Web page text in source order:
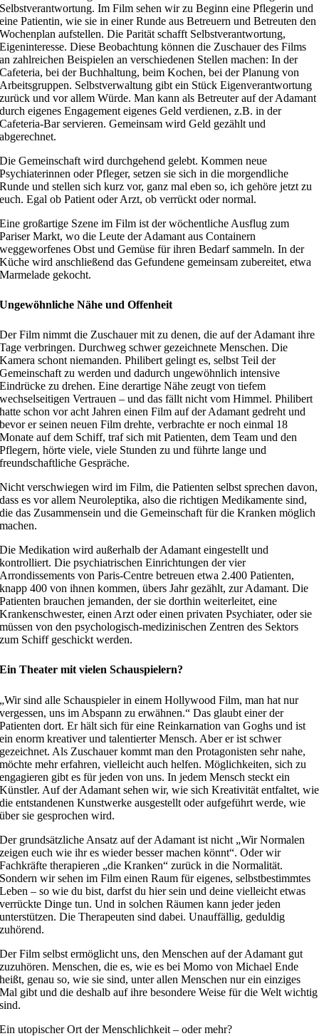
Selbstverantwortung. Im Film sehen wir zu Beginn eine Pflegerin und
eine Patientin, wie sie in einer Runde aus Betreuern und Betreuten den
Wochenplan aufstellen. Die Parität schafft Selbstverantwortung,
Eigeninteresse. Diese Beobachtung können die Zuschauer des Films
an zahlreichen Beispielen an verschiedenen Stellen machen: In der
Cafeteria, bei der Buchhaltung, beim Kochen, bei der Planung von
Arbeitsgruppen. Selbstverwaltung gibt ein Stück Eigenverantwortung
zurück und vor allem Würde. Man kann als Betreuter auf der Adamant
durch eigenes Engagement eigenes Geld verdienen, z.B. in der
Cafeteria-Bar servieren. Gemeinsam wird Geld gezählt und
abgerechnet.
Die Gemeinschaft wird durchgehend gelebt. Kommen neue
Psychiaterinnen oder Pfleger, setzen sie sich in die morgendliche
Runde und stellen sich kurz vor, ganz mal eben so, ich gehöre jetzt zu
euch. Egal ob Patient oder Arzt, ob verrückt oder normal.
Eine großartige Szene im Film ist der wöchentliche Ausflug zum
Pariser Markt, wo die Leute der Adamant aus Containern
weggeworfenes Obst und Gemüse für ihren Bedarf sammeln. In der
Küche wird anschließend das Gefundene gemeinsam zubereitet, etwa
Marmelade gekocht.
Ungewöhnliche Nähe und Offenheit
Der Film nimmt die Zuschauer mit zu denen, die auf der Adamant ihre
Tage verbringen. Durchweg schwer gezeichnete Menschen. Die
Kamera schont niemanden. Philibert gelingt es, selbst Teil der
Gemeinschaft zu werden und dadurch ungewöhnlich intensive
Eindrücke zu drehen. Eine derartige Nähe zeugt von tiefem
wechselseitigen Vertrauen – und das fällt nicht vom Himmel. Philibert
hatte schon vor acht Jahren einen Film auf der Adamant gedreht und
bevor er seinen neuen Film drehte, verbrachte er noch einmal 18
Monate auf dem Schiff, traf sich mit Patienten, dem Team und den
Pflegern, hörte viele, viele Stunden zu und führte lange und
freundschaftliche Gespräche.
Nicht verschwiegen wird im Film, die Patienten selbst sprechen davon,
dass es vor allem Neuroleptika, also die richtigen Medikamente sind,
die das Zusammensein und die Gemeinschaft für die Kranken möglich
machen.
Die Medikation wird außerhalb der Adamant eingestellt und
kontrolliert. Die psychiatrischen Einrichtungen der vier
Arrondissements von Paris-Centre betreuen etwa 2.400 Patienten,
knapp 400 von ihnen kommen, übers Jahr gezählt, zur Adamant. Die
Patienten brauchen jemanden, der sie dorthin weiterleitet, eine
Krankenschwester, einen Arzt oder einen privaten Psychiater, oder sie
müssen von den psychologisch-medizinischen Zentren des Sektors
zum Schiff geschickt werden.
Ein Theater mit vielen Schauspielern?
„Wir sind alle Schauspieler in einem Hollywood Film, man hat nur
vergessen, uns im Abspann zu erwähnen.“ Das glaubt einer der
Patienten dort. Er hält sich für eine Reinkarnation van Goghs und ist
ein enorm kreativer und talentierter Mensch. Aber er ist schwer
gezeichnet. Als Zuschauer kommt man den Protagonisten sehr nahe,
möchte mehr erfahren, vielleicht auch helfen. Möglichkeiten, sich zu
engagieren gibt es für jeden von uns. In jedem Mensch steckt ein
Künstler. Auf der Adamant sehen wir, wie sich Kreativität entfaltet, wie
die entstandenen Kunstwerke ausgestellt oder aufgeführt werde, wie
über sie gesprochen wird.
Der grundsätzliche Ansatz auf der Adamant ist nicht „Wir Normalen
zeigen euch wie ihr es wieder besser machen könnt“. Oder wir
Fachkräfte therapieren „die Kranken“ zurück in die Normalität.
Sondern wir sehen im Film einen Raum für eigenes, selbstbestimmtes
Leben – so wie du bist, darfst du hier sein und deine vielleicht etwas
verrückte Dinge tun. Und in solchen Räumen kann jeder jeden
unterstützen. Die Therapeuten sind dabei. Unauffällig, geduldig
zuhörend.
Der Film selbst ermöglicht uns, den Menschen auf der Adamant gut
zuzuhören. Menschen, die es, wie es bei Momo von Michael Ende
heißt, genau so, wie sie sind, unter allen Menschen nur ein einziges
Mal gibt und die deshalb auf ihre besondere Weise für die Welt wichtig
sind.
Ein utopischer Ort der Menschlichkeit – oder mehr?